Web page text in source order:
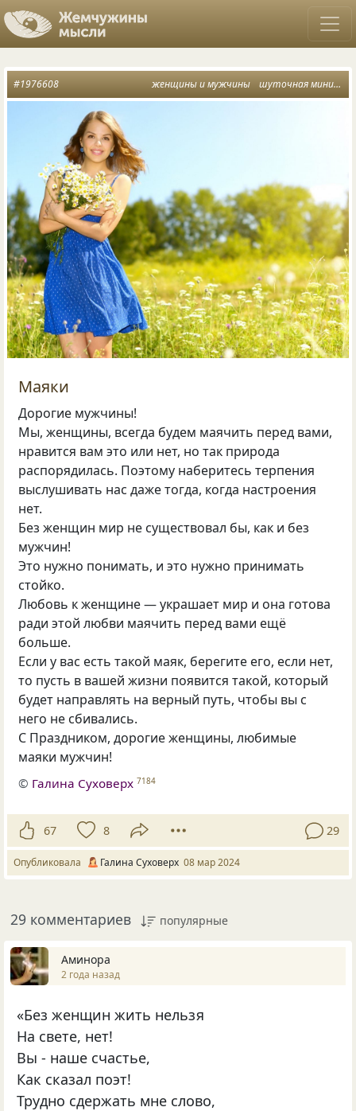
женщины и мужчины шуточная миниатюра
#1976608
Маяки
Дорогие мужчины!
Мы, женщины, всегда будем маячить перед вами,
нравится вам это или нет, но так природа
распорядилась. Поэтому наберитесь терпения
выслушивать нас даже тогда, когда настроения
нет.
Без женщин мир не существовал бы, как и без
мужчин!
Это нужно понимать, и это нужно принимать
стойко.
Любовь к женщине — украшает мир и она готова
ради этой любви маячить перед вами ещё
больше.
Если у вас есть такой маяк, берегите его, если нет,
то пусть в вашей жизни появится такой, который
будет направлять на верный путь, чтобы вы с
него не сбивались.
С Праздником, дорогие женщины, любимые
маяки мужчин!
© Галина Суховерх 7184
67 8 29
Опубликовала Галина Суховерх 08 мар 2024
29 комментариев популярные
Аминора
2 года назад
«Без женщин жить нельзя
На свете, нет!
Вы - наше счастье,
Как сказал поэт!
Трудно сдержать мне слово,